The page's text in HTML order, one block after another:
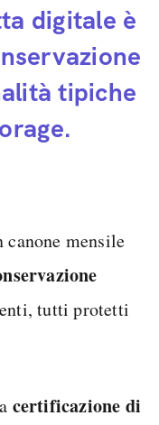
digitale è
tipiche
canone mensile
tutti protetti
certificazione di